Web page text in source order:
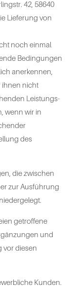
42, 58640
Lieferung von
noch einmal
Bedingungen
anerkennen,
ihnen nicht
Leistungs-
wenn wir in
des
die zwischen
zur Ausführung
getroffene
und
vor diesen
Kunden.